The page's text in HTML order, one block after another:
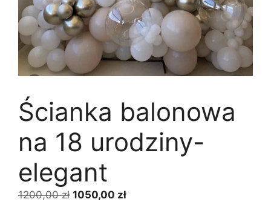
Ścianka balonowa
na 18 urodziny-
elegant
1200,00zł Pierwotna
1050,00 złAktualna